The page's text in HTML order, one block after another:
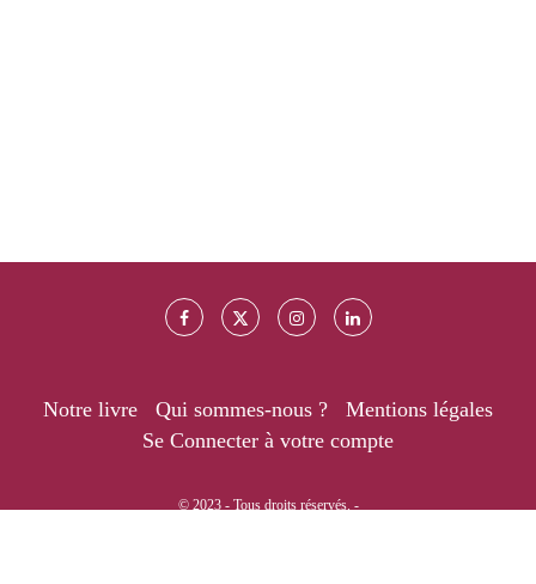
Notre livre Qui sommes-nous ?
Mentions légales
Se Connecter à votre compte
© 2023 - Tous droits réservés. -